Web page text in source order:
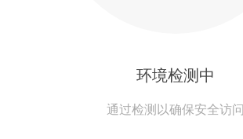
环境检测中
通过检测以确保安全访问